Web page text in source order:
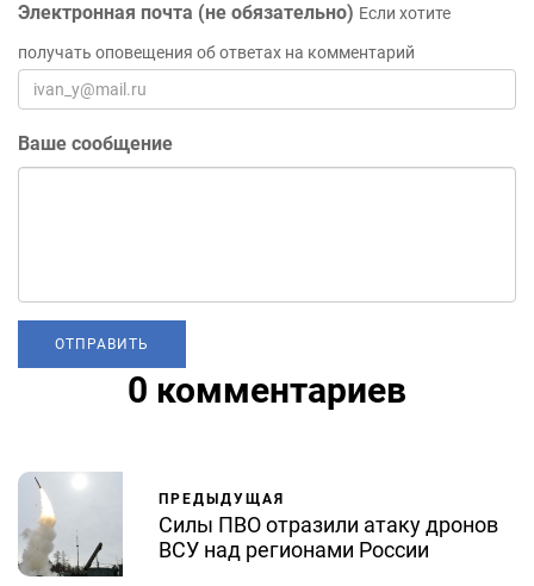
Электронная почта (не обязательно) Если хотите
получать оповещения об ответах на комментарий
Ваше сообщение
0 комментариев
ПРЕДЫДУЩАЯ
Силы ПВО отразили атаку дронов
ВСУ над регионами России